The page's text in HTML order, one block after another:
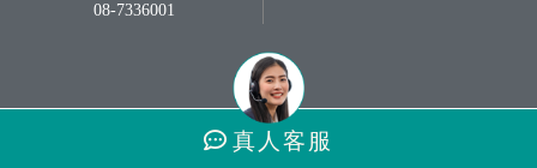
08-7336001
真人 客服